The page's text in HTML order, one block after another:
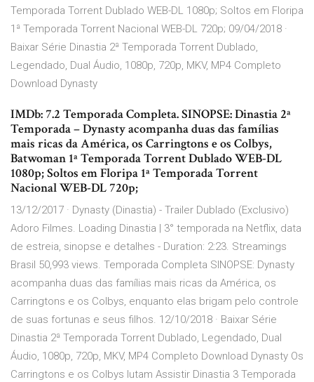
Temporada Torrent Dublado WEB-DL 1080p; Soltos em Floripa
1ª Temporada Torrent Nacional WEB-DL 720p; 09/04/2018 ·
Baixar Série Dinastia 2ª Temporada Torrent Dublado,
Legendado, Dual Áudio, 1080p, 720p, MKV, MP4 Completo
Download Dynasty
IMDb: 7.2 Temporada Completa. SINOPSE: Dinastia 2ª
Temporada – Dynasty acompanha duas das famílias
mais ricas da América, os Carringtons e os Colbys,
Batwoman 1ª Temporada Torrent Dublado WEB-DL
1080p; Soltos em Floripa 1ª Temporada Torrent
Nacional WEB-DL 720p;
13/12/2017 · Dynasty (Dinastia) - Trailer Dublado (Exclusivo)
Adoro Filmes. Loading Dinastia | 3° temporada na Netflix, data
de estreia, sinopse e detalhes - Duration: 2:23. Streamings
Brasil 50,993 views. Temporada Completa SINOPSE: Dynasty
acompanha duas das famílias mais ricas da América, os
Carringtons e os Colbys, enquanto elas brigam pelo controle
de suas fortunas e seus filhos. 12/10/2018 · Baixar Série
Dinastia 2ª Temporada Torrent Dublado, Legendado, Dual
Áudio, 1080p, 720p, MKV, MP4 Completo Download Dynasty Os
Carringtons e os Colbys lutam Assistir Dinastia 3 Temporada